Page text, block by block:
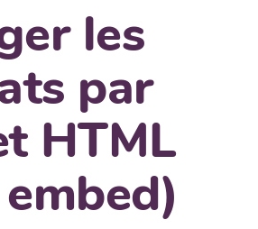
les
par
HTML